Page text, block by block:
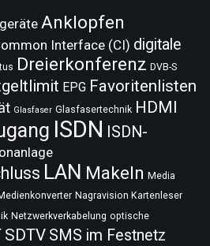
Anklopfen
Interface (CI) digitale
Dreierkonferenz DVB-S
EPG Favoritenlisten
Glasfaser Glasfasertechnik HDMI
ISDN ISDN-
LAN Makeln Media
Nagravision Kartenleser
Netzwerkverkabelung optische
SDTV SMS im Festnetz